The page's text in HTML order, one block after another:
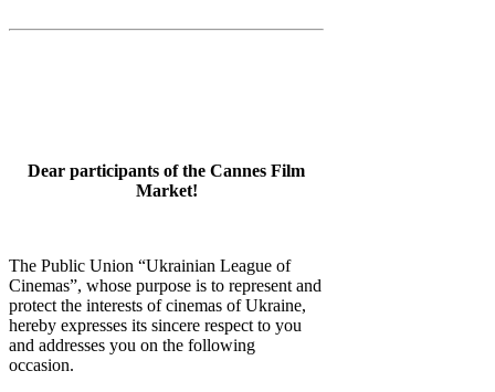
Dear participants of the Cannes Film
Market!
The Public Union “Ukrainian League of
Cinemas”, whose purpose is to represent and
protect the interests of cinemas of Ukraine,
hereby expresses its sincere respect to you
and addresses you on the following
occasion.